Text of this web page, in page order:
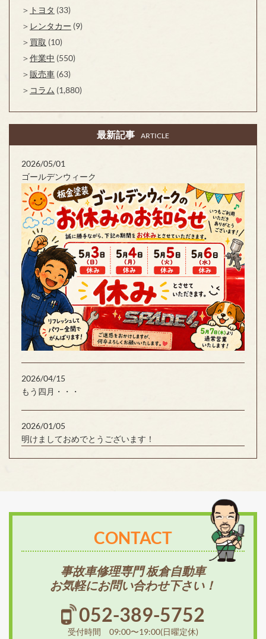
トヨタ (33)
レンタカー (9)
買取 (10)
作業中 (550)
販売車 (63)
コラム (1,880)
最新記事 ARTICLE
2026/05/01
ゴールデンウィーク
2026/04/15
もう四月・・・
2026/01/05
明けましておめでとうございます！
CONTACT
事故車修理専門 板倉自動車
お気軽にお問い合わせ下さい！
052-389-5752
受付時間 09:00〜19:00(日曜定休)